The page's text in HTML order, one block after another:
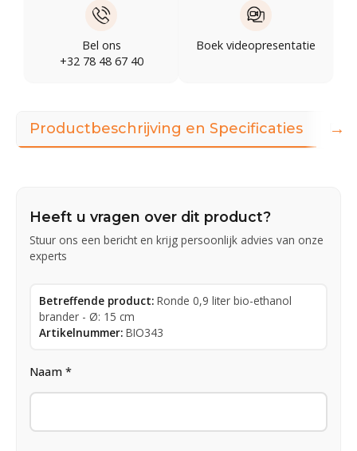
Bel ons
+32 78 48 67 40
Boek videopresentatie
Productbeschrijving en Specificaties
Heeft u vragen over dit product?
Stuur ons een bericht en krijg persoonlijk advies van onze
experts
Betreffende product: Ronde 0,9 liter bio-ethanol
brander - Ø: 15 cm
Artikelnummer: BIO343
Naam *
→